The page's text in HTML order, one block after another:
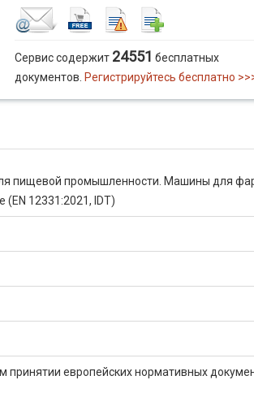
Сервис содержит 24551 бесплатных
документов. Регистрируйтесь бесплатно
пищевой промышленности. Машины для
(EN 12331:2021, IDT)
принятии европейских нормативных